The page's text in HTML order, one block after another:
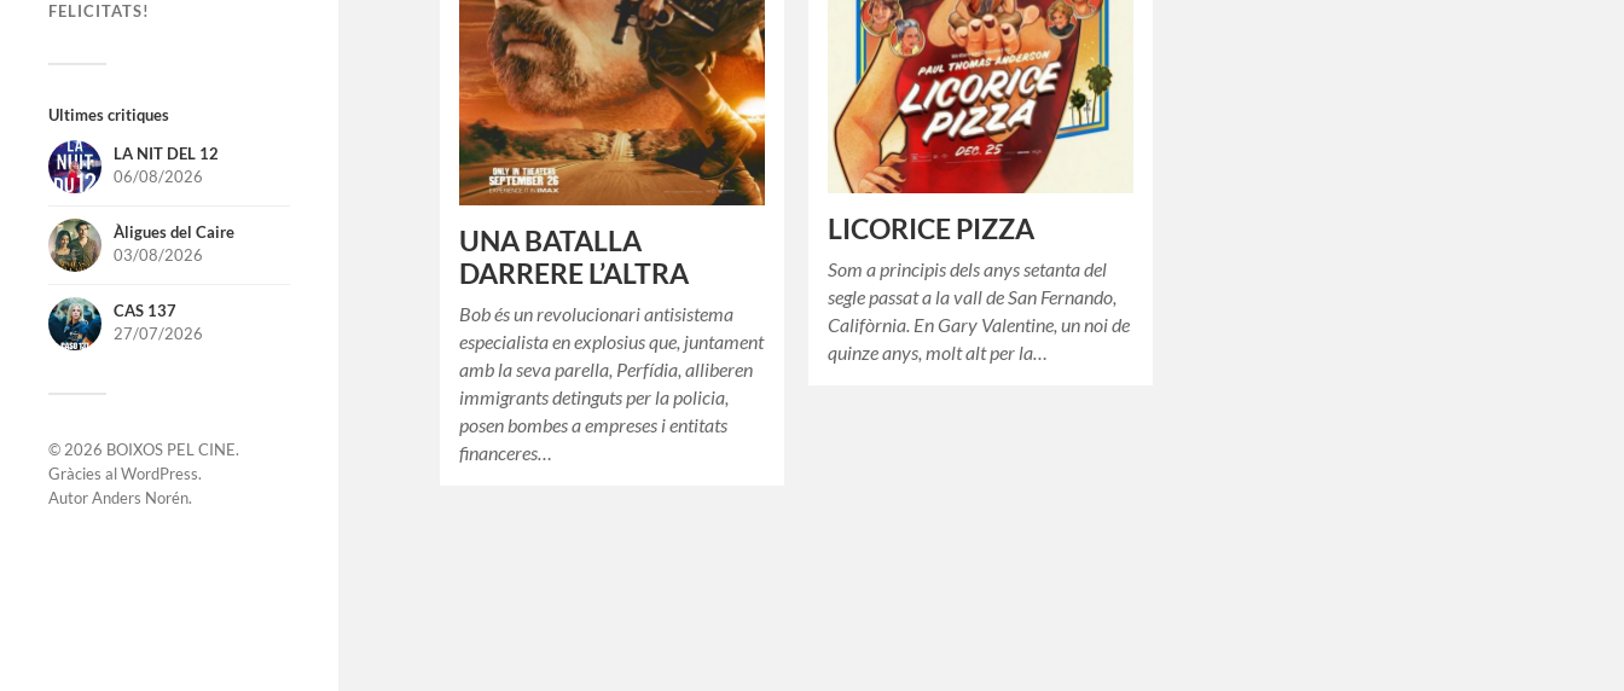
FELICITATS!
Ultimes critiques
LA NIT DEL 12
06/08/2026
Àligues del Caire
03/08/2026
CAS 137
27/07/2026
© 2026 BOIXOS PEL CINE.
Gràcies alWordPress.
AutorAnders Norén.
UNA BATALLA
DARRERE L’ALTRA
Bob és un revolucionari antisistema
especialista en explosius que, juntament
amb la seva parella, Perfídia, alliberen
immigrants detinguts per la policia,
posen bombes a empreses i entitats
financeres…
LICORICE PIZZA
Som a principis dels anys setanta del
segle passat a la vall de San Fernando,
Califòrnia. En Gary Valentine, un noi de
quinze anys, molt alt per la…